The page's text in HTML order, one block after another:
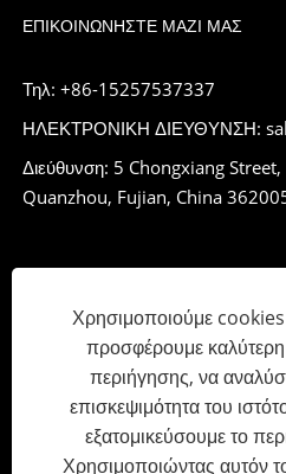
ΕΠΙΚΟΙΝΩΝΉΣΤΕ ΜΑΖΊ ΜΑΣ
Τηλ: +86-15257537337
ΗΛΕΚΤΡΟΝΙΚΗ ΔΙΕΥΘΥΝΣΗ:
Διεύθυνση: 5 Chongxiang
Quanzhou, Fujian, China
Χρησιμοποιούμε cookies
προσφέρουμε καλύτερη
περιήγησης, να
επισκεψιμότητα του
εξατομικεύσουμε το
Χρησιμοποιώντας αυτόν